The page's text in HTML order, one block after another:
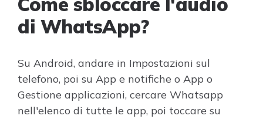
di WhatsApp?
Su Android, andare in Impostazioni sul
telefono, poi su App e notifiche o App o
Gestione applicazioni, cercare Whatsapp
nell'elenco di tutte le app, poi toccare su